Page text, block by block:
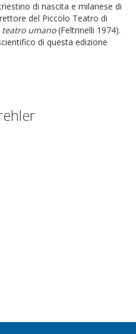
di nascita e milanese di
del Piccolo Teatro di
teatro umano(Feltrinelli 1974).
di questa edizione